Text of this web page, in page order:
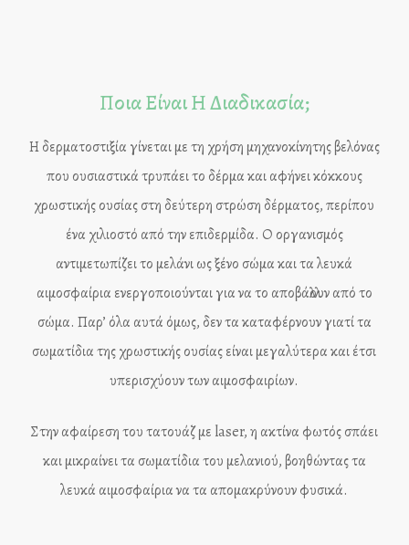
Ποια Είναι Η Διαδικασία;
Η δερματοστιξία γίνεται με τη χρήση μηχανοκίνητης βελόνας
που ουσιαστικά τρυπάει το δέρμα και αφήνει κόκκους
χρωστικής ουσίας στη δεύτερη στρώση δέρματος, περίπου
ένα χιλιοστό από την επιδερμίδα. Ο οργανισμός
αντιμετωπίζει το μελάνι ως ξένο σώμα και τα λευκά
αιμοσφαίρια ενεργοποιούνται για να το αποβάλλουν από το
σώμα. Παρ’ όλα αυτά όμως, δεν τα καταφέρνουν γιατί τα
σωματίδια της χρωστικής ουσίας είναι μεγαλύτερα και έτσι
υπερισχύουν των αιμοσφαιρίων.
Στην αφαίρεση του τατουάζ με laser, η ακτίνα φωτός σπάει
και μικραίνει τα σωματίδια του μελανιού, βοηθώντας τα
λευκά αιμοσφαίρια να τα απομακρύνουν φυσικά.